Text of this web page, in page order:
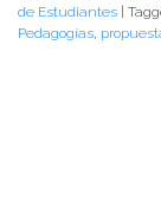
de Estudiantes |
Pedagogías,